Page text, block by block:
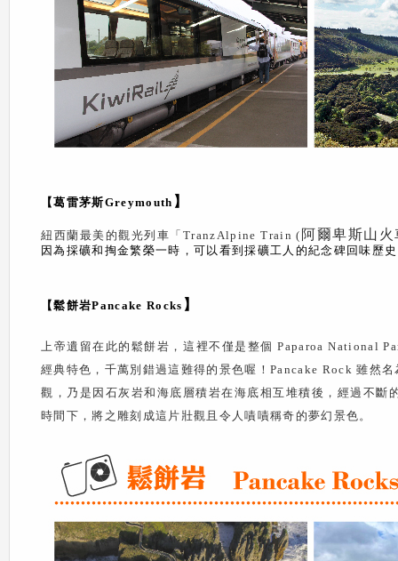
【葛雷茅斯Greymouth 】
紐西蘭最美的觀光列車「TranzAlpine Train ( 阿爾卑斯山火
因為採礦和掏金繁榮一時，可以看到採礦工人的紀念碑回味歷
【鬆餅岩Pancake Rocks 】
上帝遺留在此的鬆餅岩，這裡不僅是整個 Paparoa National
經典特色，千萬別錯過這難得的景色喔！ Pancake Rock雖然名
觀，乃是因石灰岩和海底層積岩在海底相互堆積後，經過不
時間下，將之雕刻成這片壯觀且令人嘖嘖稱奇的夢幻景色。